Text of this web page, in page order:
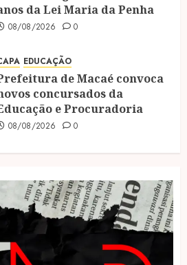
da Lei Maria da Penha
08/08/2026 0
EDUCAÇÃO
de Macaé convoca
concursados da
e Procuradoria
08/08/2026 0